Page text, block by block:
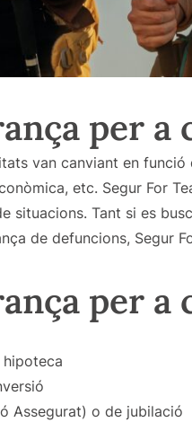
per
van canviant en
etc. Segur For
situacions. Tant si es
de defuncions, Segur
per a
Assegurat) o de jubilació